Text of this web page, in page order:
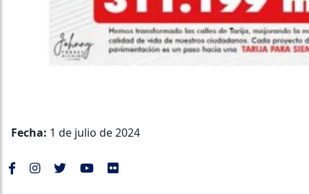
Fecha: 1 de julio de 2024